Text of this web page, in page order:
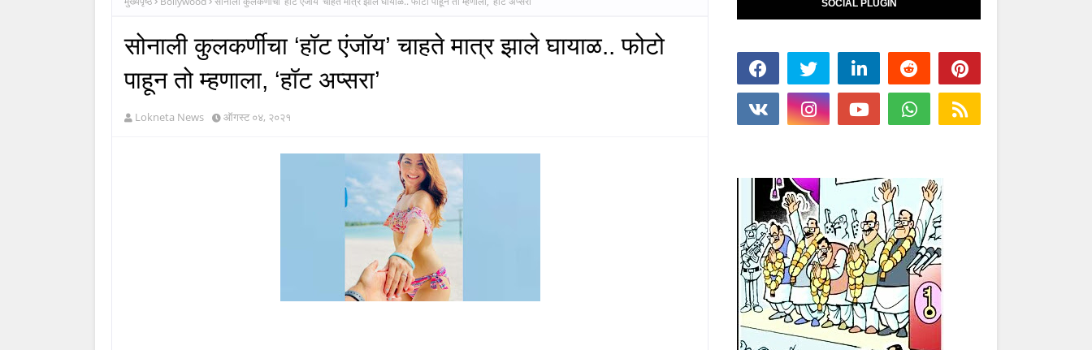
सोनाली कुलकर्णीचा ‘हॉट एंजॉय’ चाहते मात्र झाले घायाळ.. फोटो
पाहून तो म्हणाला, ‘हॉट अप्सरा’
Lokneta News ऑगस्ट ०४, २०२१
SOCIAL PLUGIN